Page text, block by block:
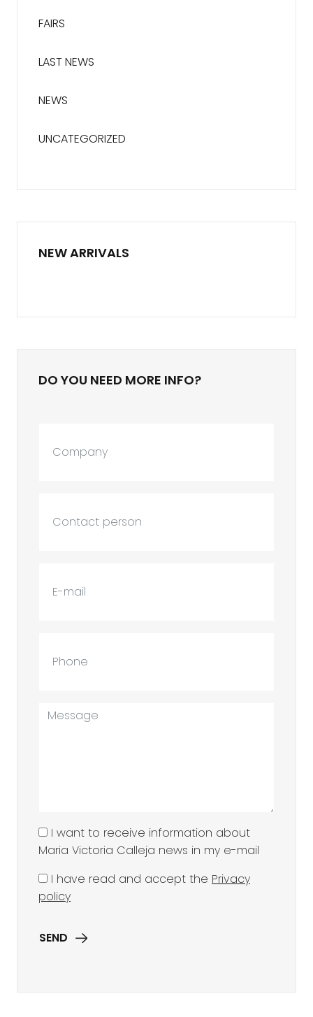
FAIRS
LAST NEWS
NEWS
UNCATEGORIZED
NEW ARRIVALS
DO YOU NEED MORE INFO?
I want to receive information about
Maria Victoria Calleja news in my e-mail
I have read and accept the Privacy
policy